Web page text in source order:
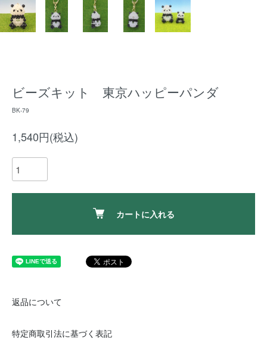
ビーズキット 東京ハッピーパンダ
BK-79
1,540円(税込)
カートに入れる
返品について
特定商取引法に基づく表記